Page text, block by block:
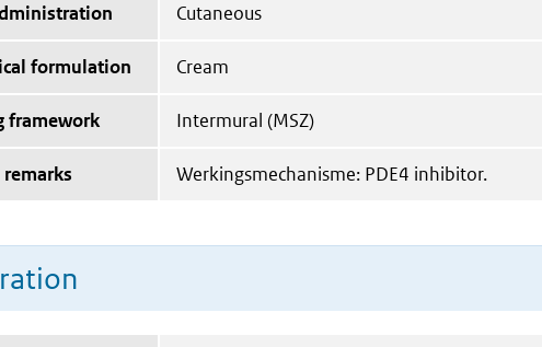
Cutaneous
formulation Cream
framework Intermural (MSZ)
Werkingsmechanisme: PDE4 inhibitor.